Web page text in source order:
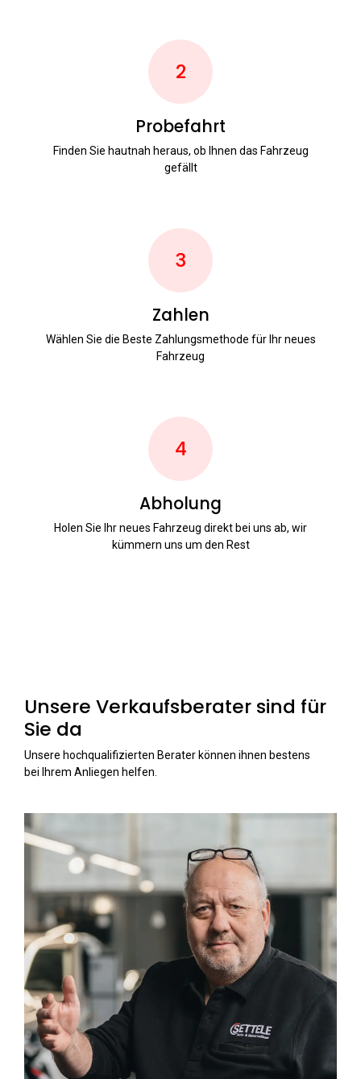
2
Probefahrt
Finden Sie hautnah heraus, ob Ihnen das Fahrzeug
gefällt
3
Zahlen
Wählen Sie die Beste Zahlungsmethode für Ihr neues
Fahrzeug
4
Abholung
Holen Sie Ihr neues Fahrzeug direkt bei uns ab, wir
kümmern uns um den Rest
Unsere Verkaufsberater sind für
Sie da
Unsere hochqualifizierten Berater können ihnen bestens
bei Ihrem Anliegen helfen.